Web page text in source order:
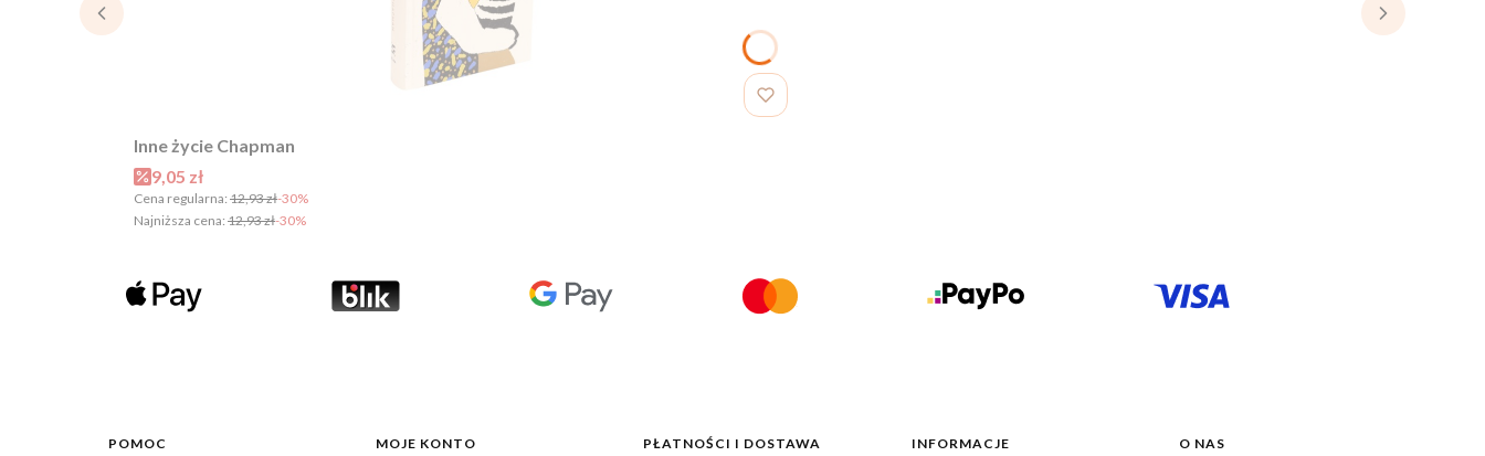
Inne życie Chapman
Cena promocyjna
9,05 zł
Cena regularna: 12,93 zł-30%
Najniższa cena: 12,93 zł-30%
Linki w stopce
POMOC MOJE KONTO PŁATNOŚCI I DOSTAWA INFORMACJE O NAS